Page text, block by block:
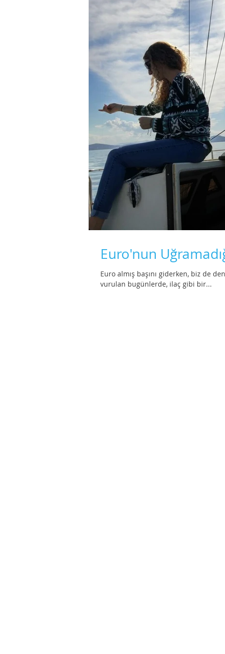
Euro'nun
Euro almış başını giderken, biz de
vurulan bugünlerde, ilaç gibi bir...